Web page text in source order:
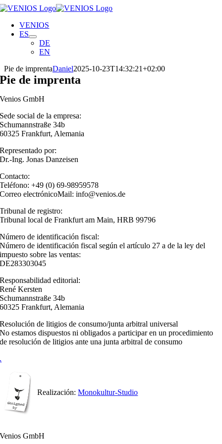
Skip
contentVENIOS
ES
DE
EN
Pie de imprentaDaniel2025-10-23T14:32:21+02:00
Pie de imprenta
Venios GmbH
Sede social de la empresa:
Schumannstraße 34b
60325 Frankfurt, Alemania
Representado por:
Dr.-Ing. Jonas Danzeisen
Contacto:
Teléfono: +49 (0) 69-98959578
Correo electrónicoMail: info@venios.de
Tribunal de registro:
Tribunal local de Frankfurt am Main, HRB 99796
Número de identificación fiscal:
Número de identificación fiscal según el artículo 27 a de la ley del
impuesto sobre las ventas:
DE283303045
Responsabilidad editorial:
René Kersten
Schumannstraße 34b
60325 Frankfurt, Alemania
Resolución de litigios de consumo/junta arbitral universal
No estamos dispuestos ni obligados a participar en un procedimiento
de resolución de litigios ante una junta arbitral de consumo
.
Realización:Monokultur-Studio
Venios GmbH